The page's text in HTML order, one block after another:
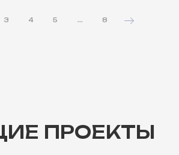
3 4 5 ... 8
ПРОЕКТЫ